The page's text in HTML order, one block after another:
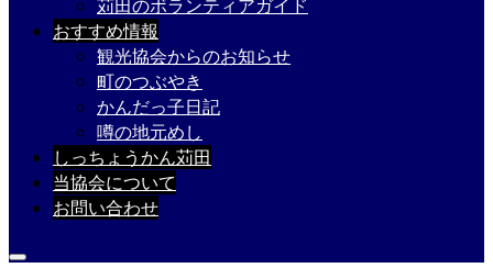
苅田のボランティアガイド
おすすめ情報
観光協会からのお知らせ
町のつぶやき
かんだっ子日記
噂の地元めし
しっちょうかん苅田
当協会について
お問い合わせ